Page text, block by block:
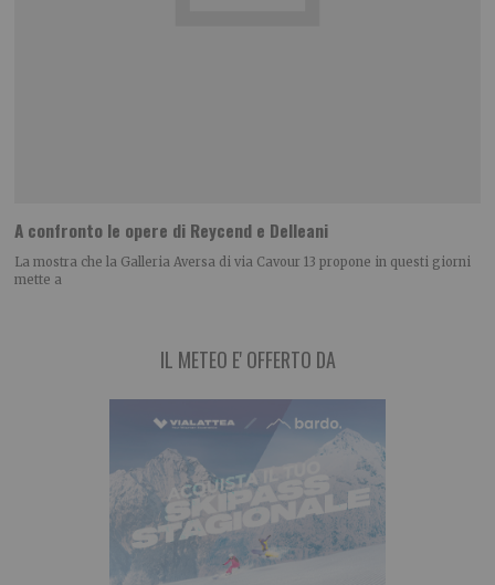
A confronto le opere di Reycend e Delleani
La mostra che la Galleria Aversa di via Cavour 13 propone in questi giorni
mette a
IL METEO E' OFFERTO DA